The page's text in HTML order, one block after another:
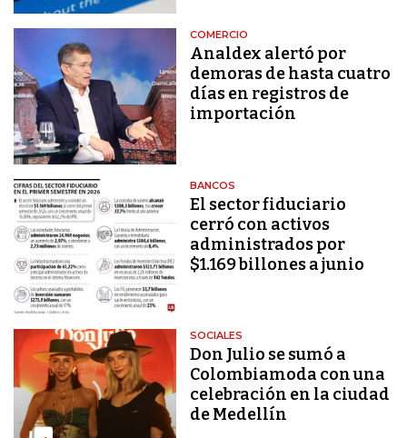
COMERCIO
Analdex alertó por
demoras de hasta cuatro
días en registros de
importación
BANCOS
El sector fiduciario
cerró con activos
administrados por
$1.169 billones a junio
SOCIALES
Don Julio se sumó a
Colombiamoda con una
celebración en la ciudad
de Medellín